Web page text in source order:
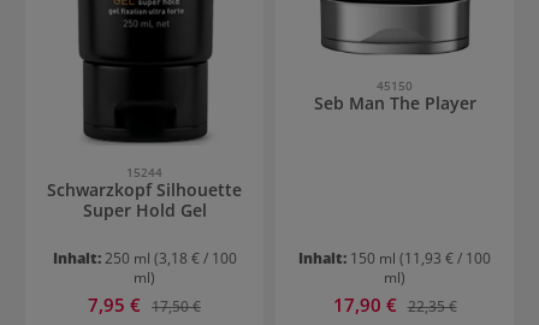
15244
Schwarzkopf Silhouette
Super Hold Gel
Inhalt:250 ml (3,18 € / 100
ml)
Verkaufspreis:
7,95 € Regulärer Preis:
17,50 €
45150
Seb Man The Player
Inhalt: 150 ml (11,93 € / 100
ml)
Verkaufspreis:
17,90 € Regulärer Preis:
22,35 €